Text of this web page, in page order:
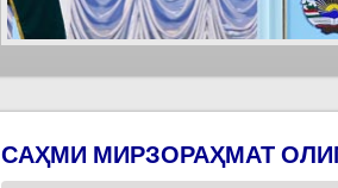
САҲМИ МИРЗОРАҲМАТ